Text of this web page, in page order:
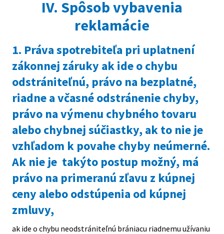
IV. Spôsob vybavenia
reklamácie
1. Práva spotrebiteľa pri uplatnení
zákonnej záruky ak ide o chybu
odstrániteľnú, právo na bezplatné,
riadne a včasné odstránenie chyby,
právo na výmenu chybného tovaru
alebo chybnej súčiastky, ak to nie je
vzhľadom k povahe chyby neúmerné.
Ak nie je takýto postup možný, má
právo na primeranú zľavu z kúpnej
ceny alebo odstúpenia od kúpnej
zmluvy,
ak ide o chybu neodstrániteľnú brániacu riadnemu užívaniu